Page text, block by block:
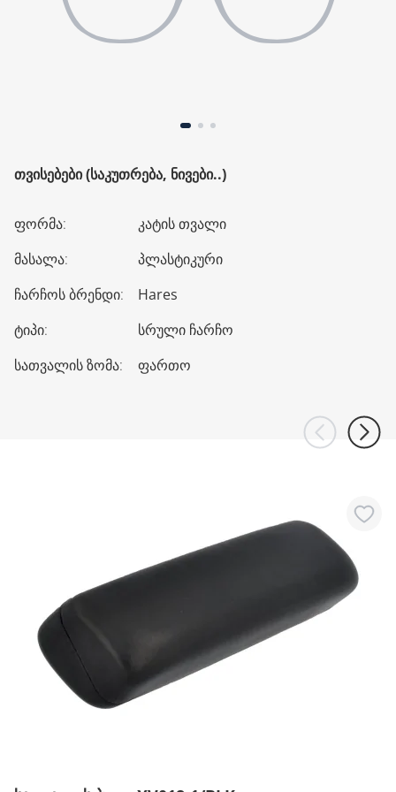
ᲗᲕᲘᲡᲔᲑᲔᲑᲘ (ᲡᲐᲙᲣᲗᲠᲔᲑᲐ, ᲜᲘᲕᲔᲑᲘ..)
ფორმა:
კატის თვალი
მასალა:
პლასტიკური
ჩარჩოს ბრენდი:
Hares
ტიპი:
სრული ჩარჩო
სათვალის ზომა: ფართო